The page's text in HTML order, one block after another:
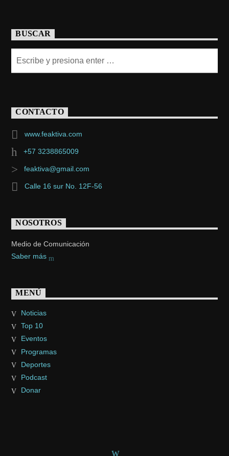
BUSCAR
CONTACTO
www.feaktiva.com
+57 3238865009
feaktiva@gmail.com
Calle 16 sur No. 12F-56
NOSOTROS
Medio de Comunicación
Saber más
MENÚ
Noticias
Top 10
Eventos
Programas
Deportes
Podcast
Donar